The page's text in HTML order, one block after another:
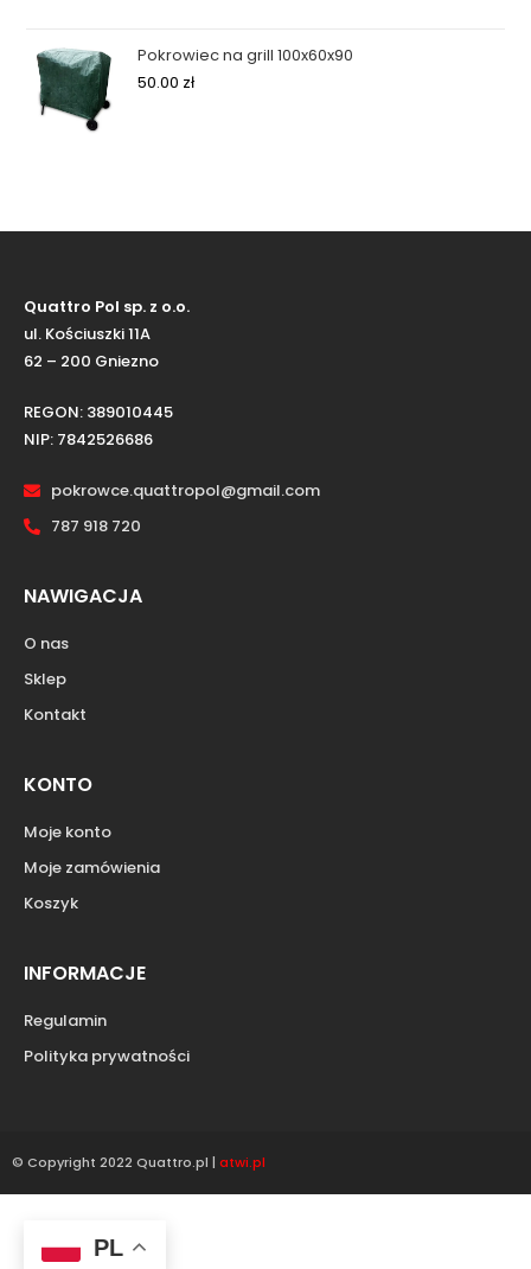
Pokrowiec na grill 100x60x90
50.00 zł
Quattro Pol sp. z o.o.
ul. Kościuszki 11A
62 – 200 Gniezno
REGON: 389010445
NIP: 7842526686
pokrowce.quattropol@gmail.com
787 918 720
NAWIGACJA
O nas
Sklep
Kontakt
KONTO
Moje konto
Moje zamówienia
Koszyk
INFORMACJE
Regulamin
Polityka prywatności
© Copyright 2022 Quattro.pl | atwi.pl
PL